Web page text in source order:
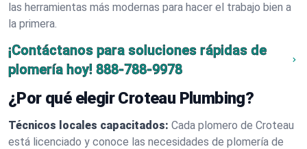
las herramientas más modernas para hacer el trabajo bien a
la primera.
¡Contáctanos para soluciones rápidas de
plomería hoy! 888-788-9978
¿Por qué elegir Croteau Plumbing?
Técnicos locales capacitados: Cada plomero de Croteau
está licenciado y conoce las necesidades de plomería de